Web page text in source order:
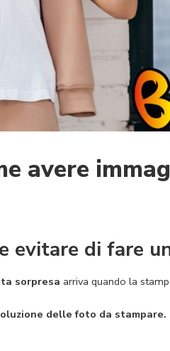
avere
evitare di fare
sorpresa arriva quando la
delle foto da stampare.